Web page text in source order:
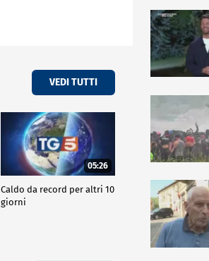
VEDI TUTTI
05:26
Caldo da record per altri 10
giorni